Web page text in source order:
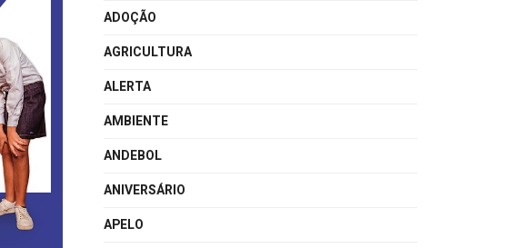
ADOÇÃO
AGRICULTURA
ALERTA
AMBIENTE
ANDEBOL
ANIVERSÁRIO
APELO